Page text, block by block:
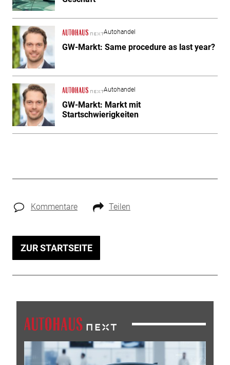
Autohandel
GW-Markt: Same procedure as last year?
Autohandel
GW-Markt: Markt mit
Startschwierigkeiten
Kommentare Teilen
ZUR STARTSEITE